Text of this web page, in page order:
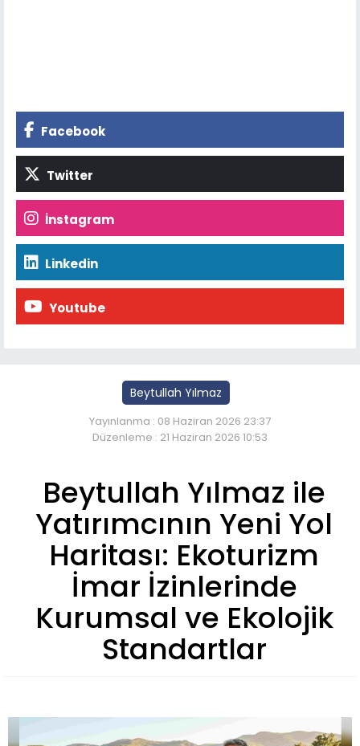
Facebook
Twitter
İnstagram
Linkedin
Youtube
Beytullah Yılmaz
Yayınlanma : 08 Haziran 2026 23:37
Düzenleme : 21 Haziran 2026 10:53
Beytullah Yılmaz ile
Yatırımcının Yeni Yol
Haritası: Ekoturizm
İmar İzinlerinde
Kurumsal ve Ekolojik
Standartlar